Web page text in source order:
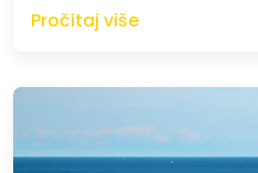
Pročitaj više